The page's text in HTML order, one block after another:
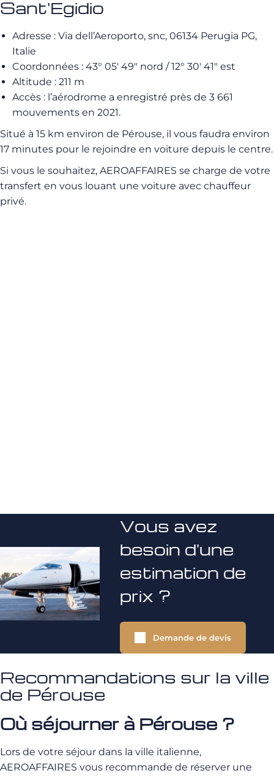
Sant'Egidio
Adresse : Via dell’Aeroporto, snc, 06134 Perugia PG,
Italie
Coordonnées : 43° 05′ 49″ nord / 12° 30′ 41″ est
Altitude : 211 m
Accès : l’aérodrome a enregistré près de 3 661
mouvements en 2021.
Situé à 15 km environ de Pérouse, il vous faudra environ
17 minutes pour le rejoindre en voiture depuis le centre.
Si vous le souhaitez, AEROAFFAIRES se charge de votre
transfert en vous louant une voiture avec chauffeur
privé.
Vous avez
besoin d'une
estimation de
prix ?
Demande de devis
Recommandations sur la ville
de Pérouse
Où séjourner à Pérouse ?
Lors de votre séjour dans la ville italienne,
AEROAFFAIRES vous recommande de réserver une